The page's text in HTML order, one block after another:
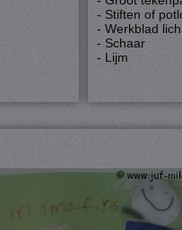
- Stiften of
- Werkblad
- Schaar
- Lijm